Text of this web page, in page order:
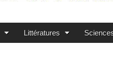
Littératures